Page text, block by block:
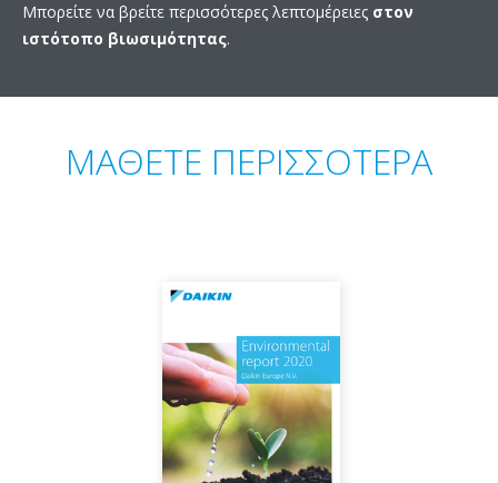
Μπορείτε να βρείτε περισσότερες λεπτομέρειες στον
ιστότοπο βιωσιμότητας.
ΜΑΘΕΤΕ ΠΕΡΙΣΣΟΤΕΡΑ